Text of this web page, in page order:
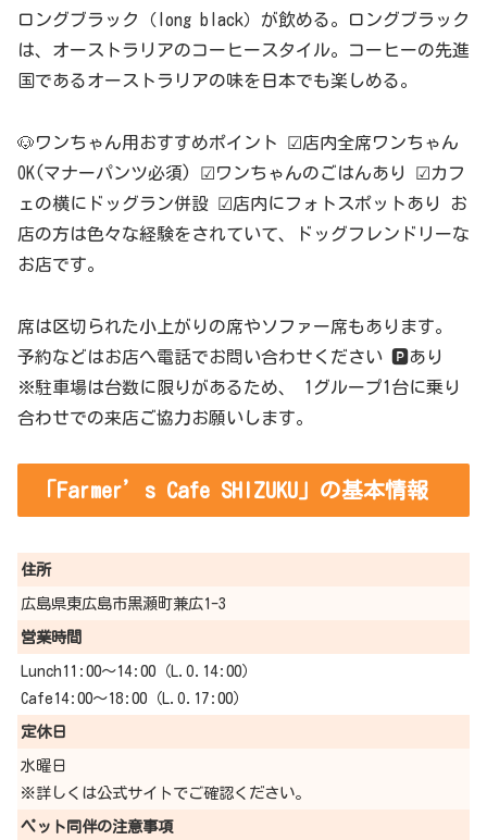
ロングブラック（long black）が飲める。ロングブラック
は、オーストラリアのコーヒースタイル。コーヒーの先進
国であるオーストラリアの味を日本でも楽しめる。
🐶ワンちゃん用おすすめポイント ☑店内全席ワンちゃん
OK(マナーパンツ必須) ☑ワンちゃんのごはんあり ☑カフ
ェの横にドッグラン併設 ☑店内にフォトスポットあり お
店の方は色々な経験をされていて、ドッグフレンドリーな
お店です。
席は区切られた小上がりの席やソファー席もあります。
予約などはお店へ電話でお問い合わせください 🅿あり
※駐車場は台数に限りがあるため、 1グループ1台に乗り
合わせでの来店ご協力お願いします。
「Farmer’s Cafe SHIZUKU」の基本情報
住所
広島県東広島市黒瀬町兼広1-3
営業時間
Lunch11:00〜14:00（L.O.14:00）
Cafe14:00〜18:00（L.O.17:00）
定休日
水曜日
※詳しくは公式サイトでご確認ください。
ペット同伴の注意事項